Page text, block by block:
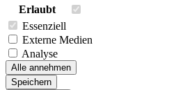
Erlaubt
Essenziell
Externe Medien
Analyse
Alle annehmen
Speichern